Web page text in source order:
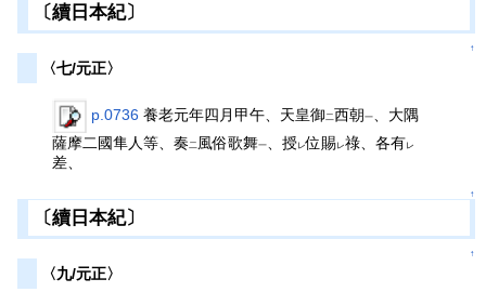
〔續日本紀〕
↑
〈七/元正〉
p.0736 養老元年四月甲午、天皇御二西朝一
、大隅
薩摩二國隼人等、奏二風俗歌舞一、授レ位賜レ祿、各有レ
差、
↑
〔續日本紀〕
↑
〈九/元正〉